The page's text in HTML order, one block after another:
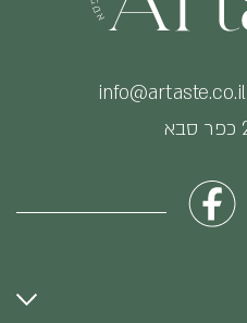
info@artaste.co.il